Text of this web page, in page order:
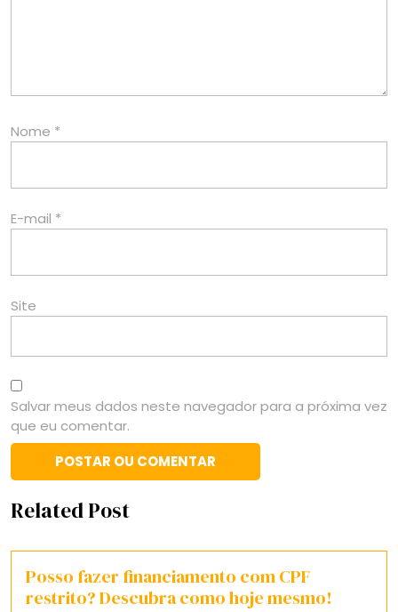
Nome *
E-mail *
Site
Salvar meus dados neste navegador para a próxima vez
que eu comentar.
Related Post
Posso fazer financiamento com CPF
restrito? Descubra como hoje mesmo!